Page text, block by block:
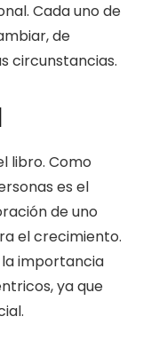
Cada uno de
de
circunstancias.
libro. Como
es el
de uno
el crecimiento.
importancia
ya que